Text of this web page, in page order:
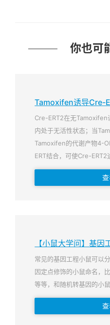
你也可
Tamoxifen诱导Cre-
Cre-ERT2在无Tamoxifen
内处于无活性状态；当
Tamoxifen的代谢产物4-
ERT结合，可使Cre-ERT2
【小鼠大学问】基因
常见的基因工程小鼠可以
因定点修饰的小鼠命名，
等等，和随机转基因的小鼠